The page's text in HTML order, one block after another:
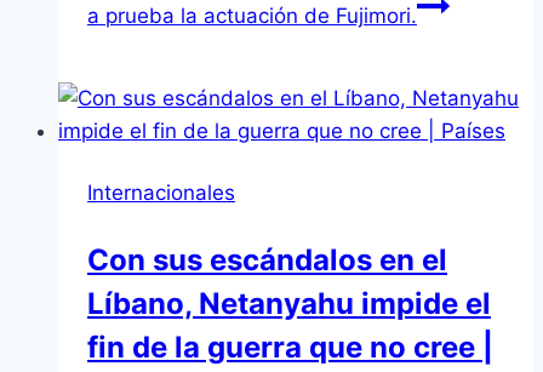
a prueba la actuación de Fujimori.
Internacionales
Con sus escándalos en el
Líbano, Netanyahu impide el
fin de la guerra que no cree |